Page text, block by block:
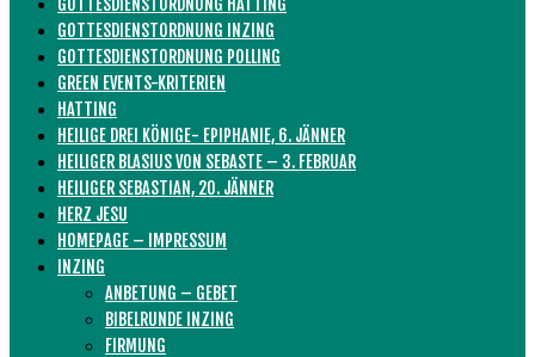
GOTTESDIENSTORDNUNG HATTING
GOTTESDIENSTORDNUNG INZING
GOTTESDIENSTORDNUNG POLLING
GREEN EVENTS-KRITERIEN
HATTING
HEILIGE DREI KÖNIGE- EPIPHANIE, 6. JÄNNER
HEILIGER BLASIUS VON SEBASTE – 3. FEBRUAR
HEILIGER SEBASTIAN, 20. JÄNNER
HERZ JESU
HOMEPAGE – IMPRESSUM
INZING
ANBETUNG – GEBET
BIBELRUNDE INZING
FIRMUNG